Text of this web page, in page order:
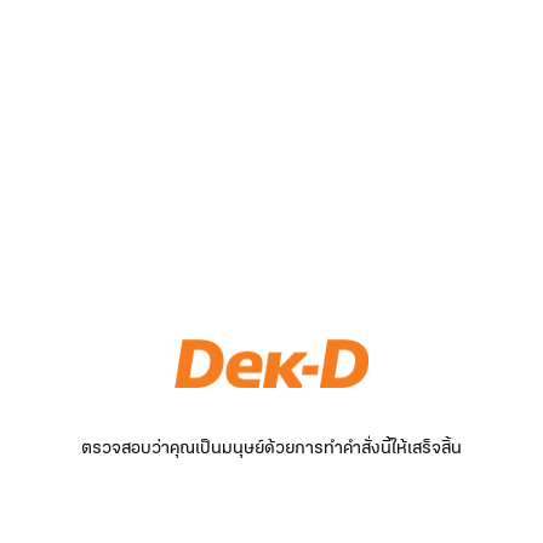
ตรวจสอบว่าคุณเป็นมนุษย์ด้วยการทำคำสั่งนี้ให้เสร็จสิ้น